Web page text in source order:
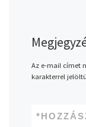
Az e-mail címet
karakterrel
*